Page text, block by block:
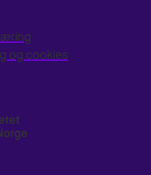
og cookies